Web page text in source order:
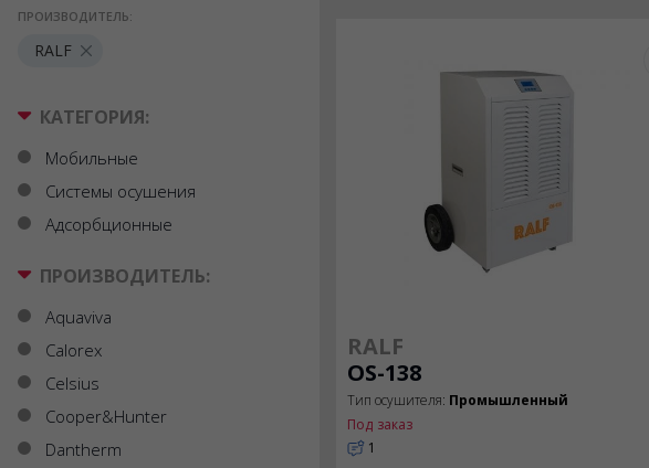
ПРОИЗВОДИТЕЛЬ:
RALF
КАТЕГОРИЯ:
Мобильные
Системы осушения
Адсорбционные
ПРОИЗВОДИТЕЛЬ:
Aquaviva
Calorex
Celsius
Cooper&Hunter
Dantherm
RALF
OS-138
Тип осушителя: Промышленный
Под заказ
1